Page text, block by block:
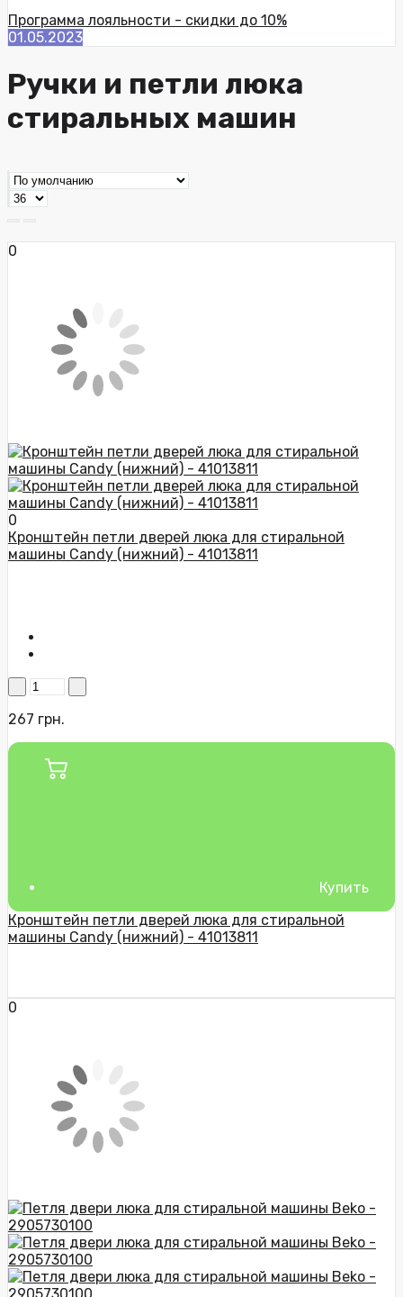
Программа лояльности - скидки до 10%
01.05.2023
Ручки и петли люка
стиральных машин
0
0
Кронштейн петли дверей люка для стиральной
машины Candy (нижний) - 41013811
267 грн.
Купить
Кронштейн петли дверей люка для стиральной
машины Candy (нижний) - 41013811
0